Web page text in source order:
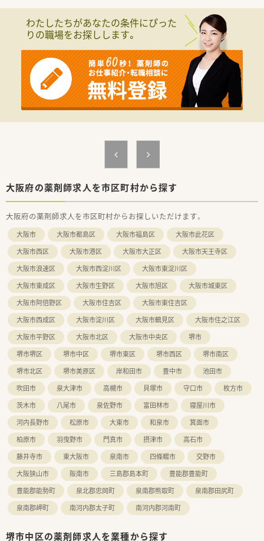
■薬剤師が中心の会社だからこそ活躍できるキャリアパスが多
種多様に用意されています。
■店舗拡大に伴い、エリアマネジャーや営業部長等のマネジメン
■在宅や教育等の専門性を活かせるスペシャリストを目指すこ
とも可能です。
■その他にも、管理部門や商品部門等の本社スタッフなど活動領
域は多種多様です。
■在宅実施店舗は年々増加しており、在宅医療へもしっかりと関
わる事ができます。
■育児休暇は3歳まで取得が可能で、時短制度は小学5年生まで
■年間休日が120日とワークライフバランスが整っています
■日用品から常備薬まで、従業員割引制度など嬉しいメリットも
わたしたちがあなたの条件にぴった
りの職場をお探しします。
大阪府の薬剤師求人を市区町村から探す
大阪府の薬剤師求人を市区町村からお探しいただけます。
大阪市 大阪市都島区 大阪市福島区
大阪市此花区
大阪市西区
大阪市港区 大阪市大正区
大阪市天王寺区
大阪市浪速区
大阪市西淀川区
大阪市東淀川区
大阪市東成区
大阪市生野区 大阪市旭区
大阪市城東区
大阪市阿倍野区
大阪市住吉区
大阪市東住吉区
大阪市西成区
大阪市淀川区 大阪市鶴見区
大阪市住之江区
大阪市平野区
大阪市北区 大阪市中央区
堺市
堺市堺区
堺市中区 堺市東区 堺市西区
堺市南区
堺市北区
堺市美原区 岸和田市 豊中市
池田市
吹田市
泉大津市 高槻市 貝塚市 守口市
枚方市
茨木市
八尾市 泉佐野市 富田林市
寝屋川市
河内長野市
松原市 大東市 和泉市
箕面市
柏原市
羽曳野市 門真市 摂津市
高石市
藤井寺市
東大阪市 泉南市 四條畷市
交野市
大阪狭山市
阪南市 三島郡島本町
豊能郡豊能町
豊能郡能勢町
泉北郡忠岡町 泉南郡熊取町
泉南郡田尻町
泉南郡岬町
南河内郡太子町 南河内郡河南町
堺市中区の薬剤師求人を業種から探す